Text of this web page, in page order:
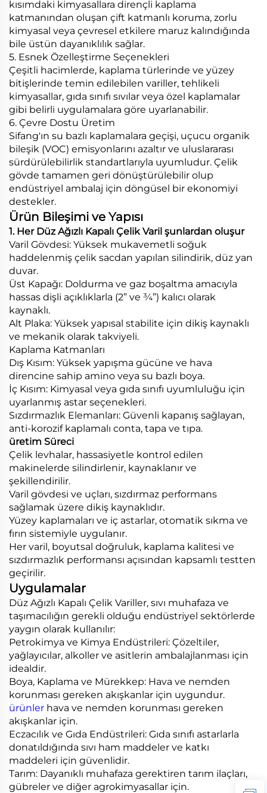
kısımdaki kimyasallara dirençli kaplama
katmanından oluşan çift katmanlı koruma, zorlu
kimyasal veya çevresel etkilere maruz kalındığında
bile üstün dayanıklılık sağlar.
5. Esnek Özelleştirme Seçenekleri
Çeşitli hacimlerde, kaplama türlerinde ve yüzey
bitişlerinde temin edilebilen variller, tehlikeli
kimyasallar, gıda sınıfı sıvılar veya özel kaplamalar
gibi belirli uygulamalara göre uyarlanabilir.
6. Çevre Dostu Üretim
Sifang'ın su bazlı kaplamalara geçişi, uçucu organik
bileşik (VOC) emisyonlarını azaltır ve uluslararası
sürdürülebilirlik standartlarıyla uyumludur. Çelik
gövde tamamen geri dönüştürülebilir olup
endüstriyel ambalaj için döngüsel bir ekonomiyi
destekler.
Ürün Bileşimi ve Yapısı
1. Her Düz Ağızlı Kapalı Çelik Varil şunlardan oluşur
Varil Gövdesi: Yüksek mukavemetli soğuk
haddelenmiş çelik sacdan yapılan silindirik, düz yan
duvar.
Üst Kapağı: Doldurma ve gaz boşaltma amacıyla
hassas dişli açıklıklarla (2” ve ¾”) kalıcı olarak
kaynaklı.
Alt Plaka: Yüksek yapısal stabilite için dikiş kaynaklı
ve mekanik olarak takviyeli.
Kaplama Katmanları
Dış Kısım: Yüksek yapışma gücüne ve hava
direncine sahip amino veya su bazlı boya.
İç Kısım: Kimyasal veya gıda sınıfı uyumluluğu için
uyarlanmış astar seçenekleri.
Sızdırmazlık Elemanları: Güvenli kapanış sağlayan,
anti-korozif kaplamalı conta, tapa ve tıpa.
üretim Süreci
Çelik levhalar, hassasiyetle kontrol edilen
makinelerde silindirlenir, kaynaklanır ve
şekillendirilir.
Varil gövdesi ve uçları, sızdırmaz performans
sağlamak üzere dikiş kaynaklıdır.
Yüzey kaplamaları ve iç astarlar, otomatik sıkma ve
fırın sistemiyle uygulanır.
Her varil, boyutsal doğruluk, kaplama kalitesi ve
sızdırmazlık performansı açısından kapsamlı testten
geçirilir.
Uygulamalar
Düz Ağızlı Kapalı Çelik Variller, sıvı muhafaza ve
taşımacılığın gerekli olduğu endüstriyel sektörlerde
yaygın olarak kullanılır:
Petrokimya ve Kimya Endüstrileri: Çözeltiler,
yağlayıcılar, alkoller ve asitlerin ambalajlanması için
idealdir.
Boya, Kaplama ve Mürekkep: Hava ve nemden
korunması gereken akışkanlar için uygundur.
ürünler hava ve nemden korunması gereken
akışkanlar için.
Eczacılık ve Gıda Endüstrileri: Gıda sınıfı astarlarla
donatıldığında sıvı ham maddeler ve katkı
maddeleri için güvenlidir.
Tarım: Dayanıklı muhafaza gerektiren tarım ilaçları,
gübreler ve diğer agrokimyasallar için.